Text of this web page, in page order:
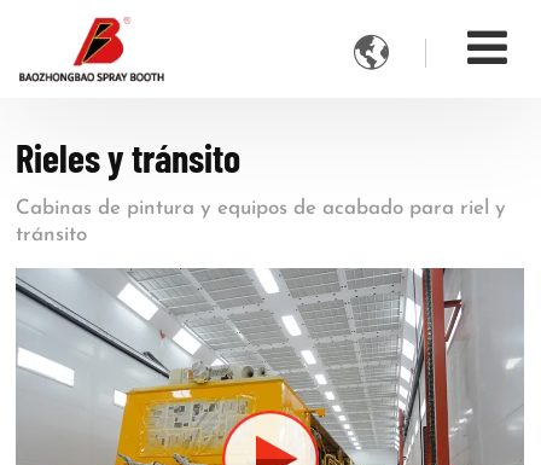

Rieles y tránsito
Cabinas de pintura y equipos de acabado para riel y
tránsito